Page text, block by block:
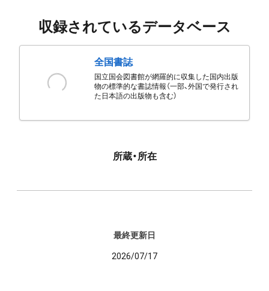
収録されているデータベース
全国書誌
国立国会図書館が網羅的に収集した国内出版
物の標準的な書誌情報（一部、外国で発行され
た日本語の出版物も含む）
所蔵・所在
最終更新日
2026/07/17